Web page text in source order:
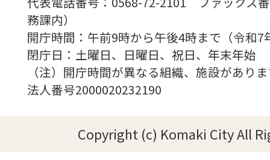
務課内）
開庁時間：午前9時から午後4時まで（令
閉庁日：土曜日、日曜日、祝日、年末年始
（注）開庁時間が異なる組織、施設があり
法人番号2000020232190
Copyright (c) Komaki City All